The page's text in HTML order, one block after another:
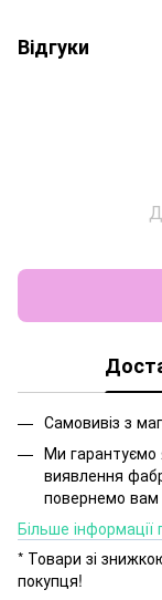
Відгуки
Самовивіз з
Ми гарантуємо
виявлення
повернемо вам
Більше
* Товари зі
покупця!